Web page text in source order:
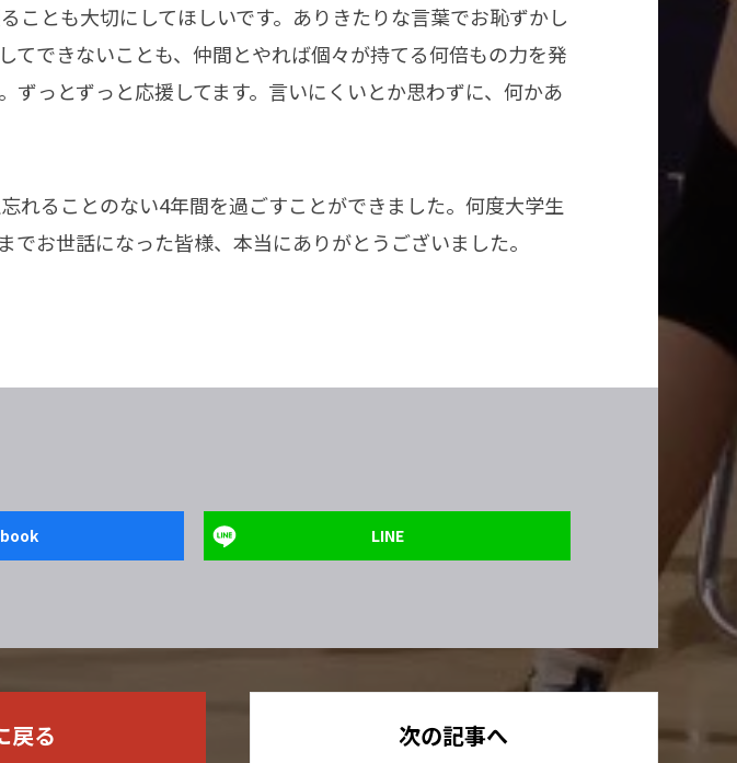
ことも大切にしてほしいです。ありきたりな言葉でお恥ずかし
てできないことも、仲間とやれば個々が持てる何倍もの力を発
っとずっと応援してます。言いにくいとか思わずに、何かあ
れることのない4年間を過ごすことができました。何度大学生
お世話になった皆様、本当にありがとうございました。
LINE
戻る 次の記事へ